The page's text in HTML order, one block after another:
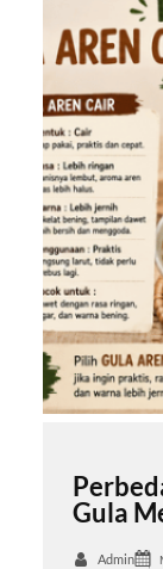
Gula
Admin